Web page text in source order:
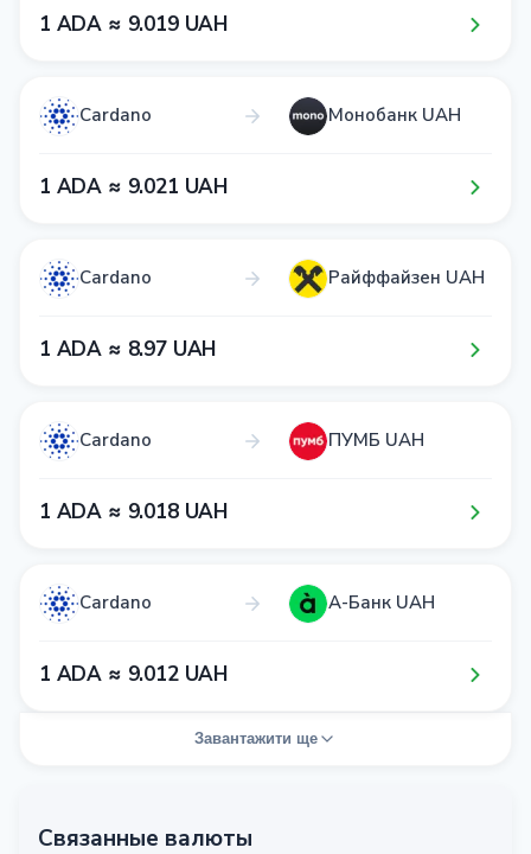
1​ ADA ≈ 9​.0​1​9​ UAH
Cardano Монобанк UAH
1​ ADA ≈ 9​.0​2​1​ UAH
Cardano Райффайзен UAH
1​ ADA ≈ 8​.9​7​ UAH
Cardano ПУМБ UAH
1​ ADA ≈ 9​.0​1​8​ UAH
Cardano А-Банк UAH
1​ ADA ≈ 9​.0​1​2​ UAH
Завантажити ще
Связанные валюты